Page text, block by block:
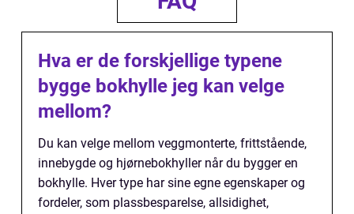
Hva er de forskjellige typene
bygge bokhylle jeg kan velge
mellom?
Du kan velge mellom veggmonterte, frittstående,
innebygde og hjørnebokhyller når du bygger en
bokhylle. Hver type har sine egne egenskaper og
fordeler, som plassbesparelse, allsidighet,